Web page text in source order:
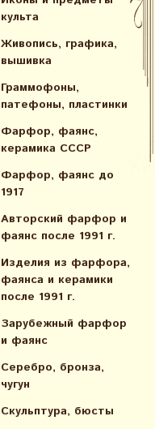
культа
Живопись, графика,
вышивка
Граммофоны,
патефоны, пластинки
Фарфор, фаянс,
керамика СССР
Фарфор, фаянс до
1917
Авторский фарфор и
фаянс после 1991 г.
Изделия из фарфора,
фаянса и керамики
после 1991 г.
Зарубежный фарфор
и фаянс
Серебро, бронза,
чугун
Скульптура, бюсты